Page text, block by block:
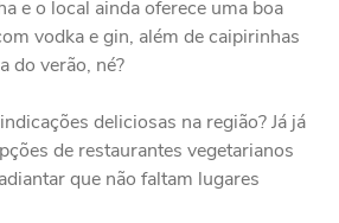
e o local ainda oferece uma boa
vodka e gin, além de caipirinhas
do verão, né?
deliciosas na região? Já já
de restaurantes vegetarianos
que não faltam lugares